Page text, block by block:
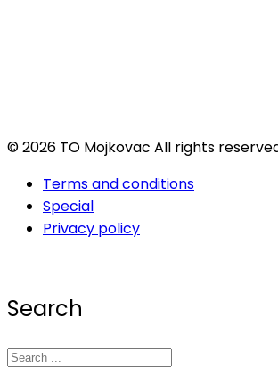
© 2026 TO Mojkovac All rights
Terms and conditions
Special
Privacy policy
Search